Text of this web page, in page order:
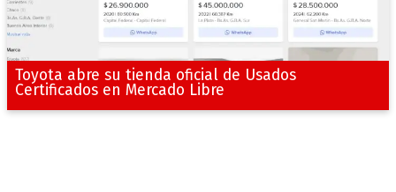
Toyota abre su tienda oficial de Usados
Certificados en Mercado Libre